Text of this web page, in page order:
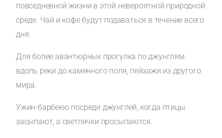
повседневной жизни в этой невероятной природной
среде. Чай и кофе будут подаваться в течение всего
дня.
Для более авантюрных прогулка по джунглям
вдоль реки до каменного поля, пейзажи из другого
мира.
Ужин-барбекю посреди джунглей, когда птицы
засыпают, а светлячки просыпаются.